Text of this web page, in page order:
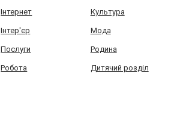
Інтернет Культура
Інтер'єр Мода
Послуги Родина
Робота Дитячий розділ